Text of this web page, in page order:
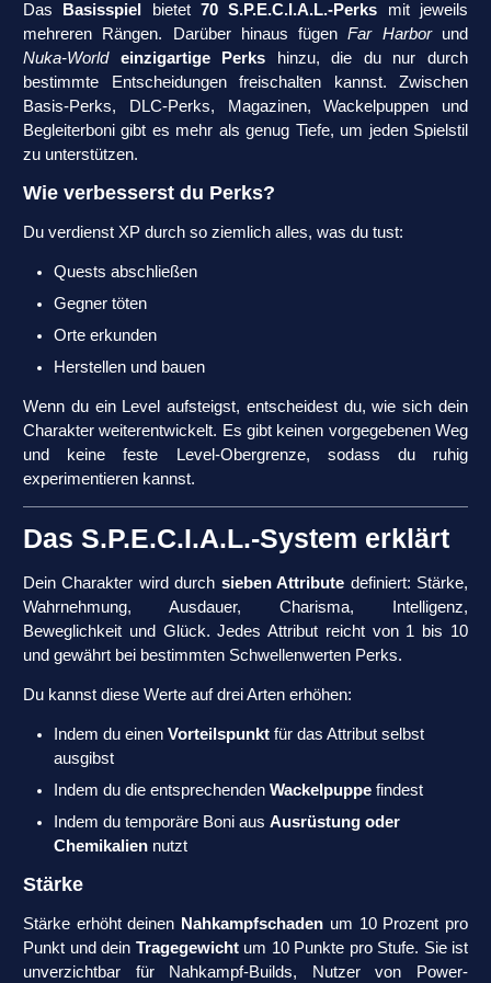
Das Basisspiel bietet70 S.P.E.C.I.A.L.-Perks mit jeweils
mehreren Rängen. Darüber hinaus fügenFar Harborund
Nuka-World
einzigartige Perks hinzu, die du nur durch
bestimmte Entscheidungen freischalten kannst. Zwischen
Basis-Perks, DLC-Perks, Magazinen, Wackelpuppen und
Begleiterboni gibt es mehr als genug Tiefe, um jeden Spielstil
zu unterstützen.
Wie verbesserst du Perks?
Du verdienst XP durch so ziemlich alles, was du tust:
Quests abschließen
Gegner töten
Orte erkunden
Herstellen und bauen
Wenn du ein Level aufsteigst, entscheidest du, wie sich dein
Charakter weiterentwickelt. Es gibt keinen vorgegebenen Weg
und keine feste Level-Obergrenze, sodass du ruhig
experimentieren kannst.
Das S.P.E.C.I.A.L.-System erklärt
Dein Charakter wird durch sieben Attribute definiert: Stärke,
Wahrnehmung, Ausdauer, Charisma, Intelligenz,
Beweglichkeit und Glück. Jedes Attribut reicht von 1 bis 10
und gewährt bei bestimmten Schwellenwerten Perks.
Du kannst diese Werte auf drei Arten erhöhen:
Indem du einen Vorteilspunkt für das Attribut selbst
ausgibst
Indem du die entsprechenden Wackelpuppe findest
Indem du temporäre Boni aus Ausrüstung oder
Chemikalien nutzt
Stärke
Stärke erhöht deinen Nahkampfschaden um 10 Prozent pro
Punkt und dein Tragegewichtum 10 Punkte pro Stufe. Sie ist
unverzichtbar für Nahkampf-Builds, Nutzer von Power-